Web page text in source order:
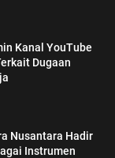
Kanal YouTube
Dugaan
Nusantara Hadir
Instrumen